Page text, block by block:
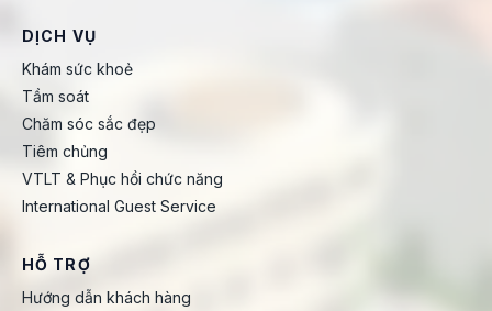
DỊCH VỤ
Khám sức khoẻ
Tầm soát
Chăm sóc sắc đẹp
Tiêm chủng
VTLT & Phục hồi chức năng
International Guest Service
HỖ TRỢ
Hướng dẫn khách hàng